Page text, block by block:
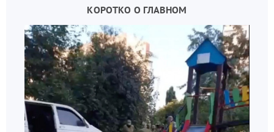
КОРОТКО О ГЛАВНОМ